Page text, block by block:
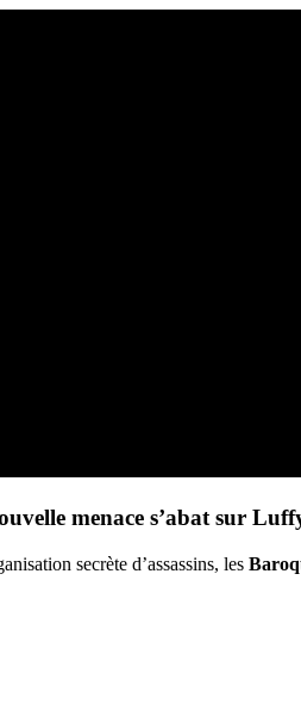
menace s’abat sur
secrète d’assassins, les